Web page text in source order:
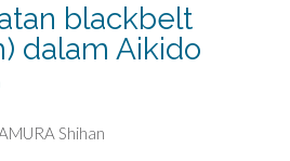
blackbelt
dalam Aikido
Shihan